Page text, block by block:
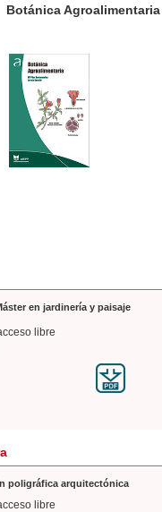
Agroalimentaria
en jardinería y paisaje
libre
poligráfica arquitectónica
libre